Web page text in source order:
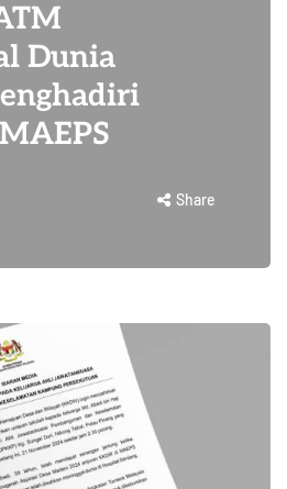
Dunia
Share